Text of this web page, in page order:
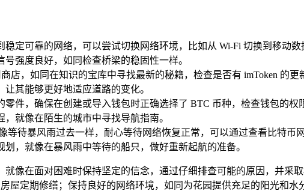
定可靠的网络，可以尝试切换网络环境，比如从 Wi-Fi 切换到移动
强度良好，如同检查桥梁的稳固性一样。
店，如同在知识的宝库中寻找最新的秘籍，检查是否有 imToken 的
其能够更好地适应道路的变化。
件，确保在创建或导入钱包时正确选择了 BTC 币种，检查钱包的权
就像在陌生的城市中寻找导航指南。
等待暴风雨过去一样，耐心等待网络恢复正常，可以通过查看比特币
，就像在暴风雨中等待的船只，做好重新起航的准备。
像在面对困难时保持坚定的信念，通过仔细排查可能的原因，并采
屋定期修缮；保持良好的网络环境，如同为花园提供充足的阳光和水